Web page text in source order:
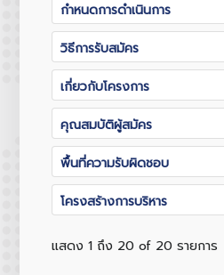
กำหนดการดำเนินการ
วิธีการรับสมัคร
เกี่ยวกับโครงการ
คุณสมบัติผู้สมัคร
พื้นที่ความรับผิดชอบ
โครงสร้างการบริหาร
แสดง 1 ถึง 20 of 20 รายการ